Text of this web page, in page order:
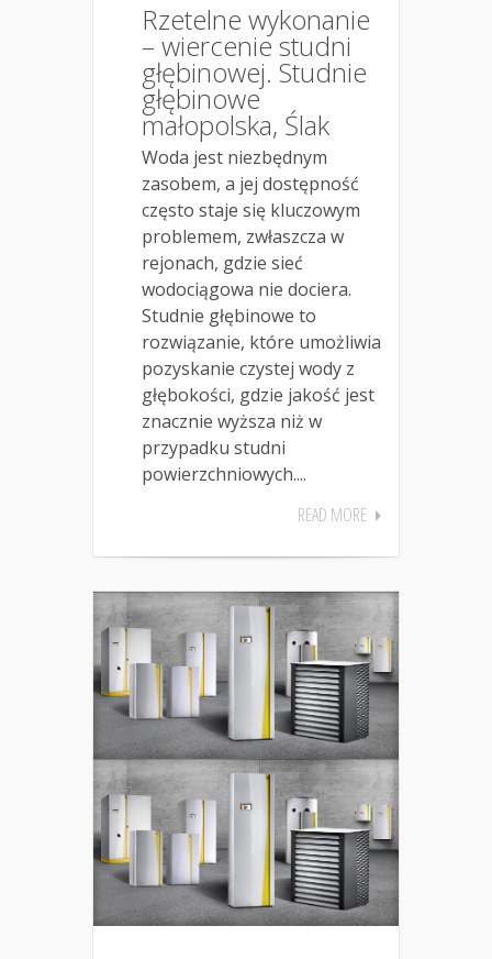
Rzetelne wykonanie
– wiercenie studni
głębinowej. Studnie
głębinowe
małopolska, Ślak
Woda jest niezbędnym
zasobem, a jej dostępność
często staje się kluczowym
problemem, zwłaszcza w
rejonach, gdzie sieć
wodociągowa nie dociera.
Studnie głębinowe to
rozwiązanie, które umożliwia
pozyskanie czystej wody z
głębokości, gdzie jakość jest
znacznie wyższa niż w
przypadku studni
powierzchniowych....
READ MORE